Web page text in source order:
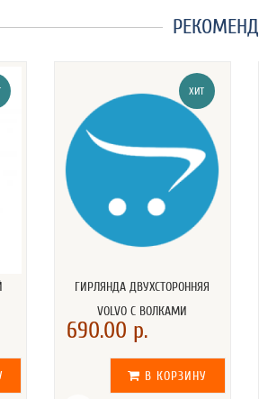
ХИТ
ГИРЛЯНДА ДВУХСТОРОННЯЯ
VOLVO С ВОЛКАМИ
690.00 р.
В КОРЗИНУ